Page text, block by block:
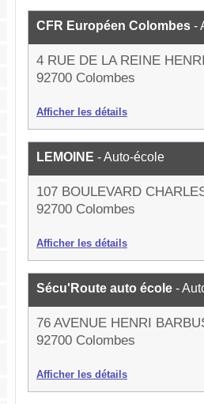
CFR Européen Colombes -
4 RUE DE LA REINE
92700 Colombes
Afficher les détails
LEMOINE - Auto-école
107 BOULEVARD
92700 Colombes
Afficher les détails
Sécu'Route auto école -
76 AVENUE HENRI
92700 Colombes
Afficher les détails